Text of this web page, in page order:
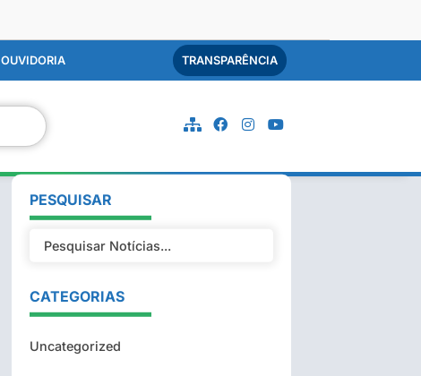
OUVIDORIA TRANSPARÊNCIA
PESQUISAR
CATEGORIAS
Uncategorized